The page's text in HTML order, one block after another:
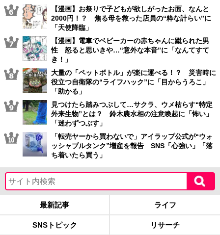
【漫画】お祭りで子どもが欲しがったお面、なんと
2000円！？ 焦る母を救った店員の“粋な計らい”に
「天使降臨」
【漫画】電車でベビーカーの赤ちゃんに蹴られた男
性 怒ると思いきや…“意外な本音”に「なんてすて
き！」
大量の「ペットボトル」が楽に運べる！？ 災害時に
役立つ自衛隊の“ライフハック”に「目からうろこ」
「助かる」
見つけたら踏みつぶして…サクラ、ウメ枯らす“特定
外来生物”とは？ 鈴木農水相の注意喚起に「怖い」
「迷わずつぶす」
「転売ヤーから買わないで」アイラップ公式が“ウォ
ッシャブルタンク”増産を報告 SNS「心強い」「落
ち着いたら買う」
最新記事 ライフ
SNSトピック リサーチ